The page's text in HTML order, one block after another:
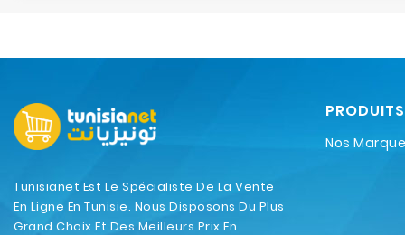
Tunisianet Est Le Spécialiste De La Vente
En Ligne En Tunisie. Nous Disposons Du Plus
Grand Choix Et Des Meilleurs Prix En
PRODUITS
Nos